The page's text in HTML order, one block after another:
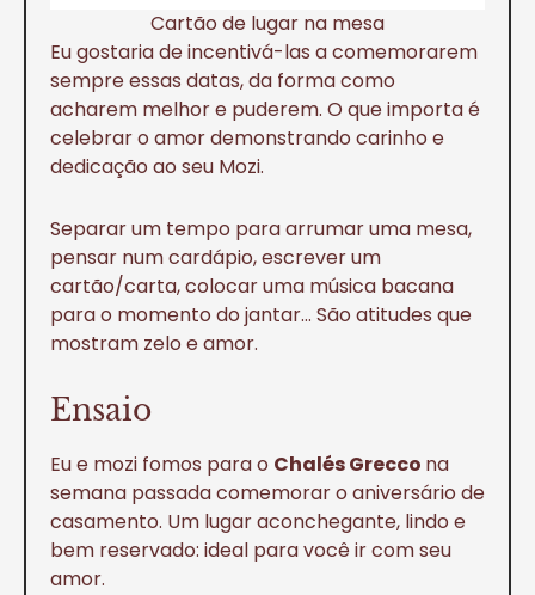
Cartão de lugar na mesa
Eu gostaria de incentivá-las a comemorarem
sempre essas datas, da forma como
acharem melhor e puderem. O que importa é
celebrar o amor demonstrando carinho e
dedicação ao seu Mozi.
Separar um tempo para arrumar uma mesa,
pensar num cardápio, escrever um
cartão/carta, colocar uma música bacana
para o momento do jantar… São atitudes que
mostram zelo e amor.
Ensaio
Eu e mozi fomos para o Chalés Grecco na
semana passada comemorar o aniversário de
casamento. Um lugar aconchegante, lindo e
bem reservado: ideal para você ir com seu
amor.